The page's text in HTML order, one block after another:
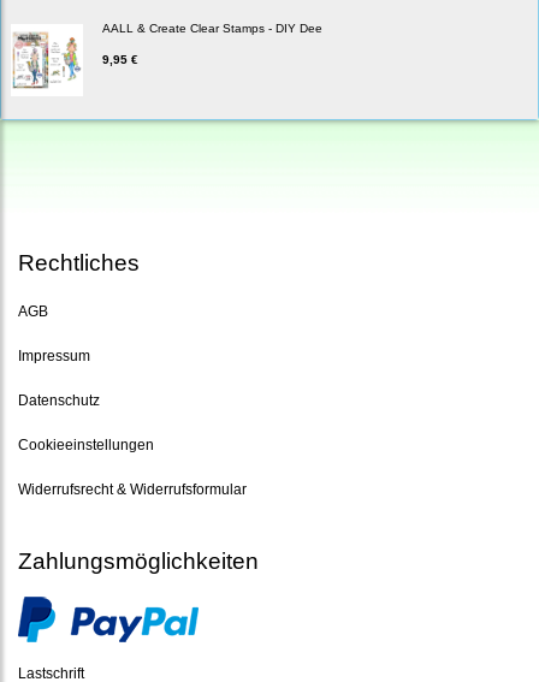
AALL & Create Clear Stamps - DIY Dee
9,95 €
Rechtliches
AGB
Impressum
Datenschutz
Cookieeinstellungen
Widerrufsrecht & Widerrufsformular
Zahlungsmöglichkeiten
Lastschrift